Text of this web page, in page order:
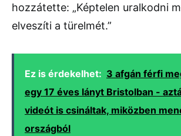
hozzátette: „Képtelen uralkodni
elveszíti a türelmét.”
Ez is érdekelhet: 3 afgán férfi
egy 17 éves lányt Bristolban -
videót is csináltak, miközben
országból